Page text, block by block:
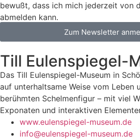
bewußt, dass ich mich jederzeit von
abmelden kann.
Zum Newsletter
Till Eulenspiegel-
Das Till Eulenspiegel-Museum in
auf unterhaltsame Weise vom Leben
berühmten Schelmenfigur – mit viel
Exponaten und interaktiven
www.eulenspiegel-museum.de
info@eulenspiegel-museum.de